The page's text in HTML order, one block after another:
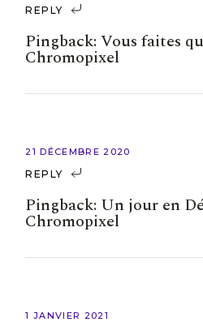
REPLY
Pingback:Vous faites
Chromopixel
21 DÉCEMBRE 2020
REPLY
Pingback: Un jour en
Chromopixel
1 JANVIER 2021